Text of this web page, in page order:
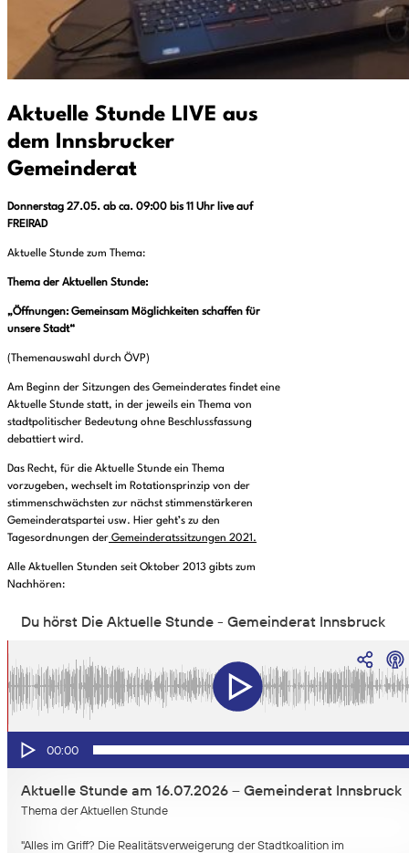
Aktuelle Stunde LIVE aus
dem Innsbrucker
Gemeinderat
Donnerstag 27.05. ab ca. 09:00 bis 11 Uhr live auf
FREIRAD
Aktuelle Stunde zum Thema:
Thema der Aktuellen Stunde:
„Öffnungen: Gemeinsam Möglichkeiten schaffen für
unsere Stadt“
(Themenauswahl durch ÖVP)
Am Beginn der Sitzungen des Gemeinderates findet eine
Aktuelle Stunde statt, in der jeweils ein Thema von
stadtpolitischer Bedeutung ohne Beschlussfassung
debattiert wird.
Das Recht, für die Aktuelle Stunde ein Thema
vorzugeben, wechselt im Rotationsprinzip von der
stimmenschwächsten zur nächst stimmenstärkeren
Gemeinderatspartei usw. Hier geht’s zu den
Tagesordnungen der Gemeinderatssitzungen 2021.
Alle Aktuellen Stunden seit Oktober 2013 gibts zum
Nachhören: